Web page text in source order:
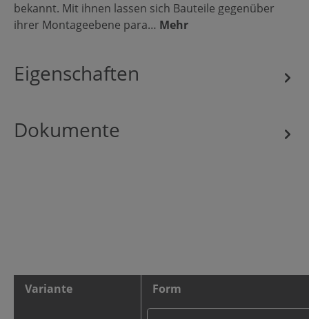
bekannt. Mit ihnen lassen sich Bauteile gegenüber
ihrer Montageebene para… Mehr
Eigenschaften
Dokumente
Variante Form